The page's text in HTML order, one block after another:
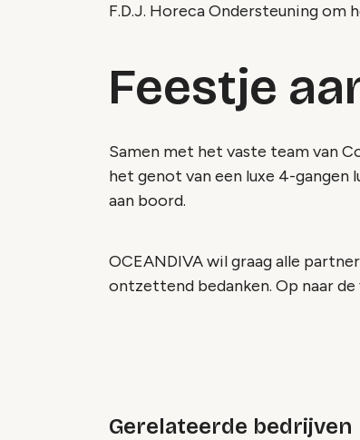
F.D.J. Horeca Ondersteuning om
Feestje
Samen met het vaste team van
het genot van een luxe 4-gangen
aan boord.
OCEANDIVA wil graag alle
ontzettend bedanken. Op naar de
Gerelateerde bedrijven